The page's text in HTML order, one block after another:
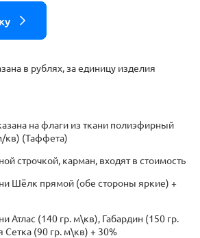
в рублях, за единицу изделия
на флаги из ткани полиэфирный
кв) (Таффета)
строчкой, карман, входят в стоимость
Шёлк прямой (обе стороны яркие) +
Атлас (140 гр. м\кв), Габардин (150 гр.
(90 гр. м\кв) + 30%